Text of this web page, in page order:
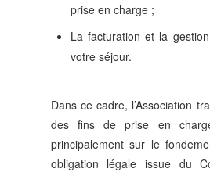
prise en charge ;
La facturation et la
votre séjour.
Dans ce cadre, l’Association
des fins de prise en
principalement sur le
obligation légale issue du